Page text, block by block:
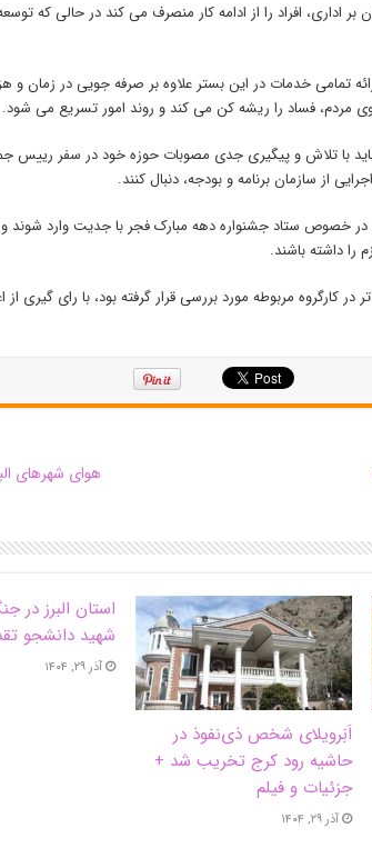
بر اداری، افراد را از ادامه کار منصرف می کند در حالی که
تمامی خدمات در این بستر علاوه بر صرفه جویی در زمان و
مردم، فساد را ریشه کن می کند و روند امور تسریع می شود.
باید با تلاش و پیگیری جدی مصوبات حوزه خود در سفر رییس
خصوص ستاد جشنواره دهه مبارک فجر با جدیت وارد شوند و
را داشته باشند.
که پیش تر در کارگروه مربوطه مورد بررسی قرار گرفته بود، با رای
هوای شهرهای
اَبَر‌ویلای شخص ذی‌نفوذ در
حاشیه‌ رود کرج تخریب شد +
جزئیات و فیلم
آذر ۲۹, ۱۴۰۴
شهید دانشجو
آذر ۲۹, ۱۴۰۴